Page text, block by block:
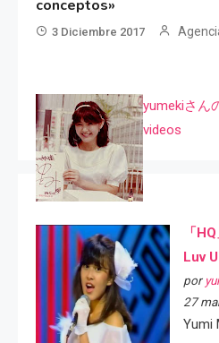
conceptos»
3 Diciembre 2017
yumekiさん
videos
「
Luv
por
27
Yumi